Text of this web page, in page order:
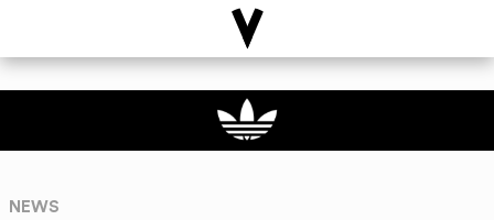
NEWS